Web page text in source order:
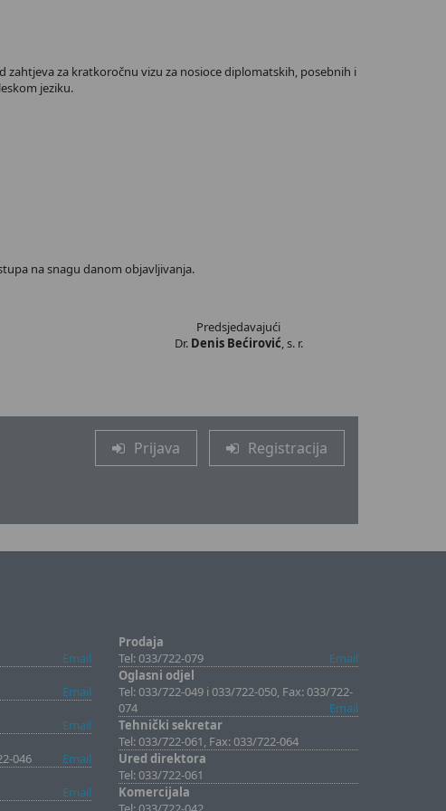
zahtjeva za kratkoročnu vizu za nosioce diplomatskih, posebnih i
jeziku.
na snagu danom objavljivanja.
Predsjedavajući
Dr. Denis Bećirović, s. r.
Prijava Registracija
Email
Email
Email
046
Email
Email
Prodaja
Tel: 033/722-079
Email
Oglasni odjel
Tel: 033/722-049 i 033/722-050, Fax: 033/722-
074
Email
Tehnički sekretar
Tel: 033/722-061, Fax: 033/722-064
Ured direktora
Tel: 033/722-061
Komercijala